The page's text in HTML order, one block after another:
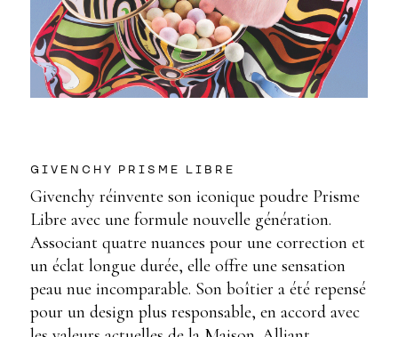
GIVENCHY PRISME LIBRE
Givenchy réinvente son iconique poudre Prisme
Libre avec une formule nouvelle génération.
Associant quatre nuances pour une correction et
un éclat longue durée, elle offre une sensation
peau nue incomparable. Son boîtier a été repensé
pour un design plus responsable, en accord avec